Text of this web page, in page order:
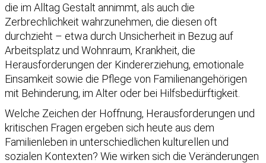
die im Alltag Gestalt annimmt, als auch die
Zerbrechlichkeit wahrzunehmen, die diesen oft
durchzieht – etwa durch Unsicherheit in Bezug auf
Arbeitsplatz und Wohnraum, Krankheit, die
Herausforderungen der Kindererziehung, emotionale
Einsamkeit sowie die Pflege von Familienangehörigen
mit Behinderung, im Alter oder bei Hilfsbedürftigkeit.
Welche Zeichen der Hoffnung, Herausforderungen und
kritischen Fragen ergeben sich heute aus dem
Familienleben in unterschiedlichen kulturellen und
sozialen Kontexten? Wie wirken sich die Veränderungen